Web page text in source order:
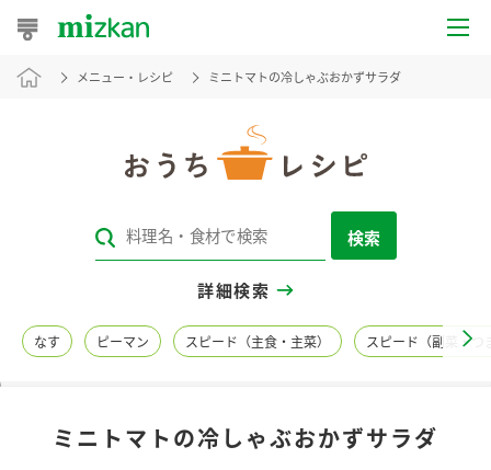
おうちレシピ
レシピカテゴリ一覧
レシピ名特集
商品情報
メニュー・レシピ ミニトマトの冷しゃぶおかずサラダ
検索
詳細検索
なす ピーマン スピード（主食・主菜） スピード（副菜・つ
ミニトマトの冷しゃぶおかずサラダ